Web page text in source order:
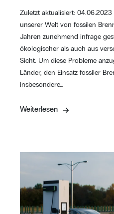
Zuletzt aktualisiert:
unserer Welt von fossilen
Jahren zunehmend infrage
ökologischer als auch aus
Sicht. Um diese Probleme
Länder, den Einsatz fossiler
insbesondere…
Weiterlesen